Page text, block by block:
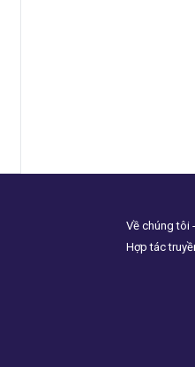
Về chúng tôi
Hợp tác